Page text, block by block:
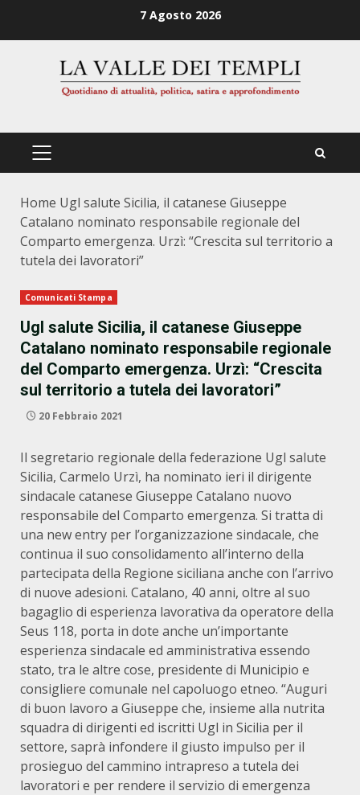
7 Agosto 2026
PRIMÄRES
Home Ugl salute Sicilia, il catanese Giuseppe
Catalano nominato responsabile regionale del
Comparto emergenza. Urzì: “Crescita sul territorio a
tutela dei lavoratori”
Comunicati Stampa
Ugl salute Sicilia, il catanese Giuseppe
Catalano nominato responsabile regionale
del Comparto emergenza. Urzì: “Crescita
sul territorio a tutela dei lavoratori”
20 Febbraio 2021
Il segretario regionale della federazione Ugl salute
Sicilia, Carmelo Urzì, ha nominato ieri il dirigente
sindacale catanese Giuseppe Catalano nuovo
responsabile del Comparto emergenza. Si tratta di
una new entry per l’organizzazione sindacale, che
continua il suo consolidamento all’interno della
partecipata della Regione siciliana anche con l’arrivo
di nuove adesioni. Catalano, 40 anni, oltre al suo
bagaglio di esperienza lavorativa da operatore della
Seus 118, porta in dote anche un’importante
esperienza sindacale ed amministrativa essendo
stato, tra le altre cose, presidente di Municipio e
consigliere comunale nel capoluogo etneo. “Auguri
di buon lavoro a Giuseppe che, insieme alla nutrita
squadra di dirigenti ed iscritti Ugl in Sicilia per il
settore, saprà infondere il giusto impulso per il
prosieguo del cammino intrapreso a tutela dei
lavoratori e per rendere il servizio di emergenza